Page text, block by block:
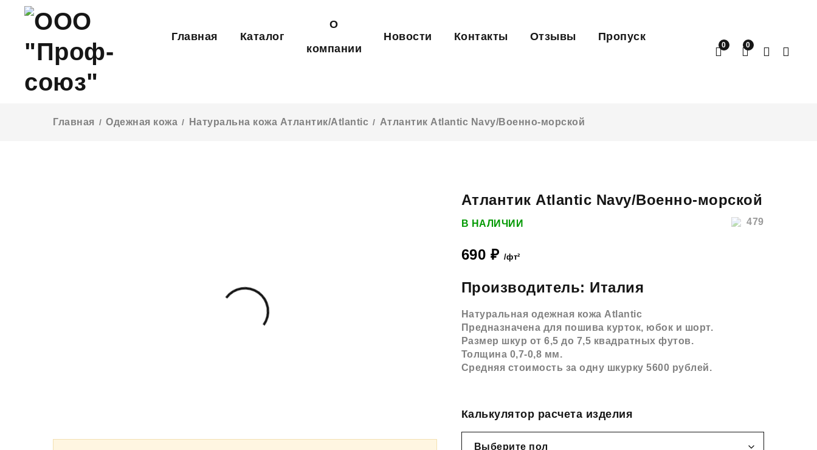
Главная Каталог
О
компании
Новости Контакты Отзывы Пропуск
0 0
Главная / Одежная кожа / Натуральна кожа Атлантик/Atlantic / Атлантик Atlantic Navy/Военно-морской
Атлантик Atlantic Navy/Военно-морской
479
В НАЛИЧИИ
690 ₽ /фт²
Производитель: Италия
Натуральная одежная кожа Atlantic
Предназначена для пошива курток, юбок и шорт.
Размер шкур от 6,5 до 7,5 квадратных футов.
Толщина 0,7-0,8 мм.
Средняя стоимость за одну шкурку 5600 рублей.
Калькулятор расчета изделия